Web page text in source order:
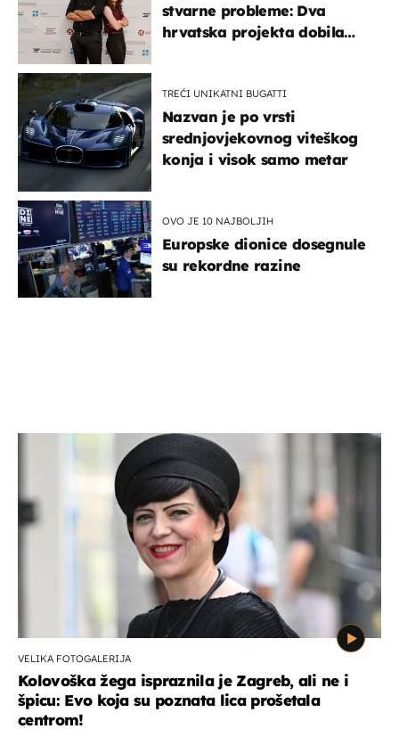
stvarne probleme: Dva
hrvatska projekta dobila
TREĆI UNIKATNI BUGATTI
Nazvan je po vrsti
srednjovjekovnog viteškog
konja i visok samo metar
OVO JE 10 NAJBOLJIH
Europske dionice dosegnule
su rekordne razine
VELIKA FOTOGALERIJA
Kolovoška žega ispraznila je Zagreb, ali ne i
špicu: Evo koja su poznata lica prošetala
centrom!